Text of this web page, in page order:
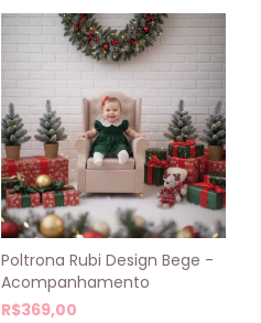
Poltrona Rubi Design Bege -
Acompanhamento
R$369,00